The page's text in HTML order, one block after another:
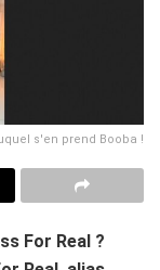
s'en prend Booba !
For Real ?